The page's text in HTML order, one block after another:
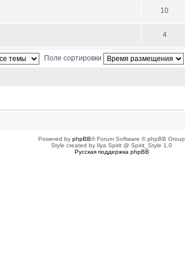
10
4
Поле сортировки
пользователейPowered by phpBB® Forum Software © phpBB Group
Style created by Ilya Spirit @ Spirit_Style 1.0
Русская поддержка phpBB